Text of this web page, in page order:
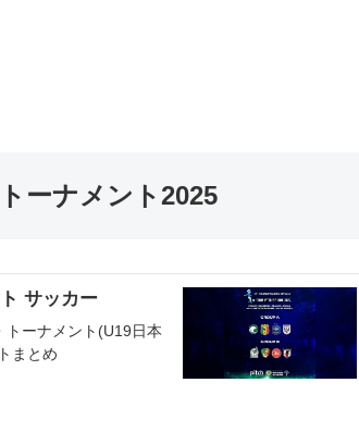
ーナメント2025
サッカー
トーナメント(U19日本
まとめ